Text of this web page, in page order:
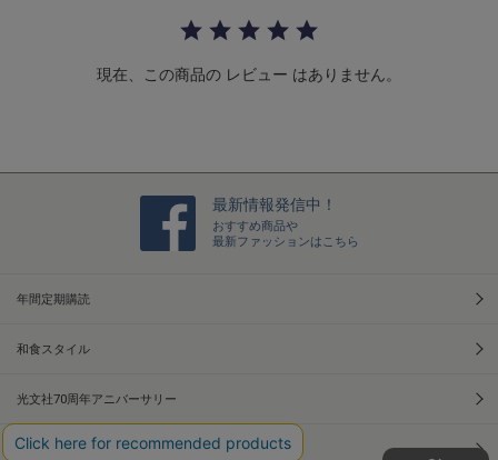
i
現在、この商品の レビュー はありません。
最新情報発信中！
おすすめ商品や
最新ファッションはこちら
年間定期購読
和食スタイル
光文社70周年アニバーサリー
本屋さんへ行こう！キャンペーン